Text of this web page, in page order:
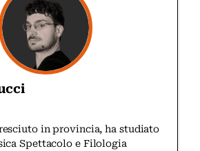
in provincia, ha studiato
Spettacolo e Filologia